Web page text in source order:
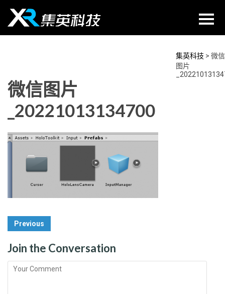
content
集英科技 > 微信
图片
微信图片
_20221013134700
Post
Navigation
Previous
Join the Conversation